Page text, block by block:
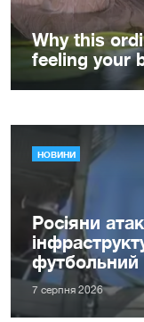
НОВИНИ
Росіяни
футбольний
7 серпня 2026